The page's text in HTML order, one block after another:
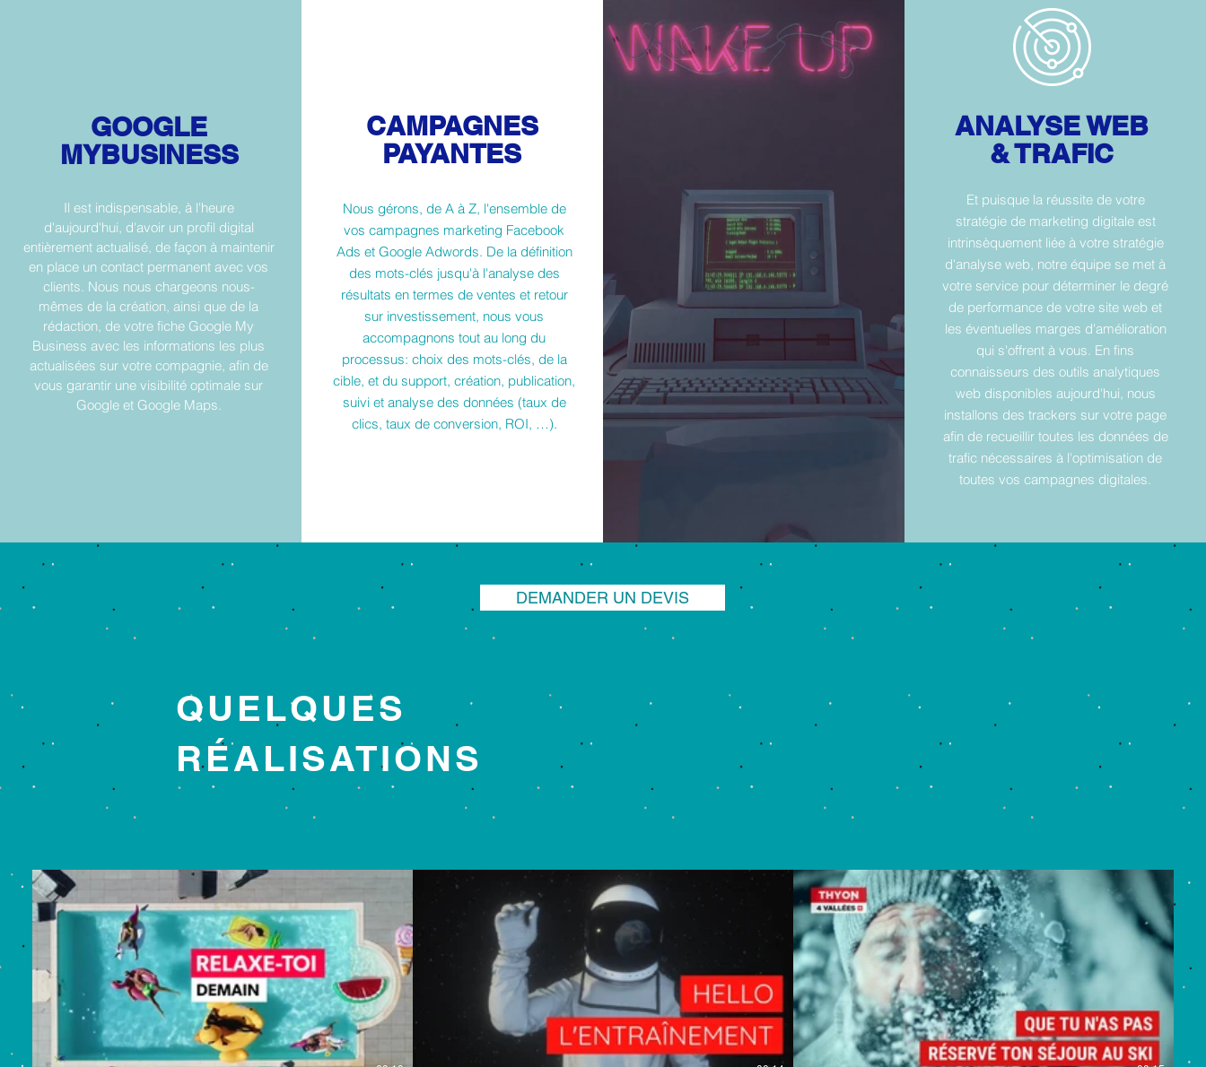
GOOGLE
MYBUSINESS
Il est indispensable, à l'heure
d'aujourd'hui, d'avoir un profil digital
entièrement actualisé, de façon à maintenir
en place un contact permanent avec vos
clients. Nous nous chargeons nous-
mêmes de la création, ainsi que de la
rédaction, de votre fiche Google My
Business avec les informations les plus
actualisées sur votre compagnie, afin de
vous garantir une visibilité optimale sur
Google et Google Maps.
CAMPAGNES
PAYANTES
Nous gérons, de A à Z, l'ensemble de
vos campagnes marketing Facebook
Ads et Google Adwords. De la définition
des mots-clés jusqu'à l'analyse des
résultats en termes de ventes et retour
sur investissement, nous vous
accompagnons tout au long du
processus: choix des mots-clés, de la
cible, et du support, création, publication,
suivi et analyse des données (taux de
clics, taux de conversion, ROI, …).
ANALYSE WEB
& TRAFIC
Et puisque la réussite de votre
stratégie de marketing digitale est
intrinsèquement liée à votre stratégie
d'analyse web, notre équipe se met à
votre service pour déterminer le degré
de performance de votre site web et
les éventuelles marges d'amélioration
qui s'offrent à vous. En fins
connaisseurs des outils analytiques
web disponibles aujourd'hui, nous
installons des trackers sur votre page
afin de recueillir toutes les données de
trafic nécessaires à l'optimisation de
toutes vos campagnes digitales.
DEMANDER UN DEVIS
QUELQUES
RÉALISATIONS